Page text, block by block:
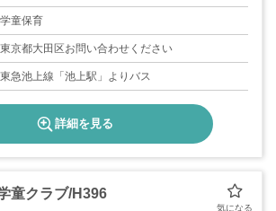
学童保育
東京都大田区お問い合わせください
東急池上線「池上駅」よりバス
詳細を見る
童クラブ/H396